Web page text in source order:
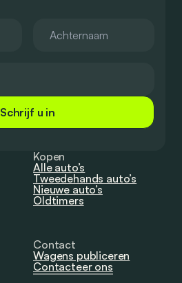
Schrijf u in
Kopen
Alle auto’s
Tweedehands auto’s
Nieuwe auto’s
Oldtimers
Contact
Wagens publiceren
Contacteer ons